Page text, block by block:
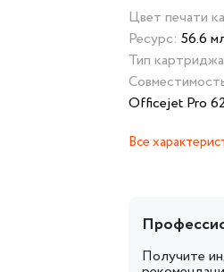
Цвет печати
Ресурс: 56.6
Тип
Officejet Pro
Все
Получите